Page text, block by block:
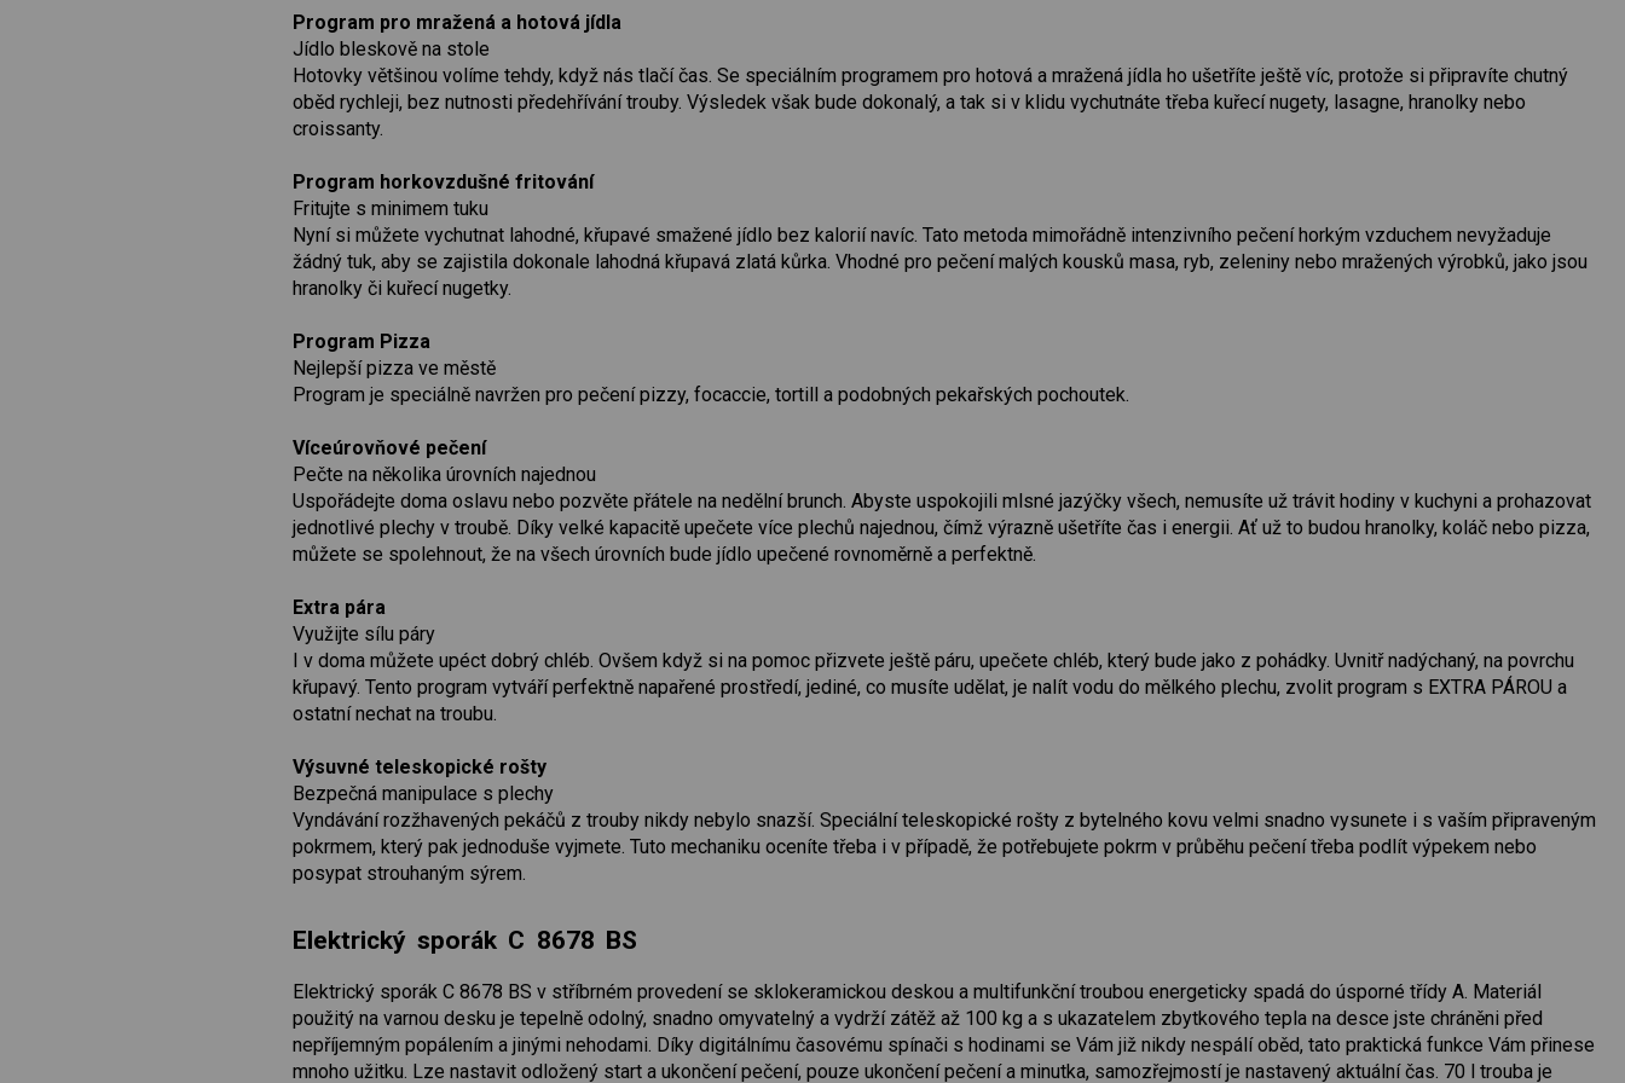
Program pro mražená a hotová jídla
Jídlo bleskově na stole
Hotovky většinou volíme tehdy, když nás tlačí čas. Se speciálním programem pro hotová a mražená jídla ho ušetříte ještě víc, protože si připravíte chutný
oběd rychleji, bez nutnosti předehřívání trouby. Výsledek však bude dokonalý, a tak si v klidu vychutnáte třeba kuřecí nugety, lasagne, hranolky nebo
croissanty.
Program horkovzdušné fritování
Fritujte s minimem tuku
Nyní si můžete vychutnat lahodné, křupavé smažené jídlo bez kalorií navíc. Tato metoda mimořádně intenzivního pečení horkým vzduchem nevyžaduje
žádný tuk, aby se zajistila dokonale lahodná křupavá zlatá kůrka. Vhodné pro pečení malých kousků masa, ryb, zeleniny nebo mražených výrobků, jako jsou
hranolky či kuřecí nugetky.
Program Pizza
Nejlepší pizza ve městě
Program je speciálně navržen pro pečení pizzy, focaccie, tortill a podobných pekařských pochoutek.
Víceúrovňové pečení
Pečte na několika úrovních najednou
Uspořádejte doma oslavu nebo pozvěte přátele na nedělní brunch. Abyste uspokojili mlsné jazýčky všech, nemusíte už trávit hodiny v kuchyni a prohazovat
jednotlivé plechy v troubě. Díky velké kapacitě upečete více plechů najednou, čímž výrazně ušetříte čas i energii. Ať už to budou hranolky, koláč nebo pizza,
můžete se spolehnout, že na všech úrovních bude jídlo upečené rovnoměrně a perfektně.
Extra pára
Využijte sílu páry
I v doma můžete upéct dobrý chléb. Ovšem když si na pomoc přizvete ještě páru, upečete chléb, který bude jako z pohádky. Uvnitř nadýchaný, na povrchu
křupavý. Tento program vytváří perfektně napařené prostředí, jediné, co musíte udělat, je nalít vodu do mělkého plechu, zvolit program s EXTRA PÁROU a
ostatní nechat na troubu.
Výsuvné teleskopické rošty
Bezpečná manipulace s plechy
Vyndávání rozžhavených pekáčů z trouby nikdy nebylo snazší. Speciální teleskopické rošty z bytelného kovu velmi snadno vysunete i s vaším připraveným
pokrmem, který pak jednoduše vyjmete. Tuto mechaniku oceníte třeba i v případě, že potřebujete pokrm v průběhu pečení třeba podlít výpekem nebo
posypat strouhaným sýrem.
Elektrický sporák C 8678 BS
Elektrický sporák C 8678 BS v stříbrném provedení se sklokeramickou deskou a multifunkční troubou energeticky spadá do úsporné třídy A. Materiál
použitý na varnou desku je tepelně odolný, snadno omyvatelný a vydrží zátěž až 100 kg a s ukazatelem zbytkového tepla na desce jste chráněni před
nepříjemným popálením a jinými nehodami. Díky digitálnímu časovému spínači s hodinami se Vám již nikdy nespálí oběd, tato praktická funkce Vám přinese
mnoho užitku. Lze nastavit odložený start a ukončení pečení, pouze ukončení pečení a minutka, samozřejmostí je nastavený aktuální čas. 70 l trouba je